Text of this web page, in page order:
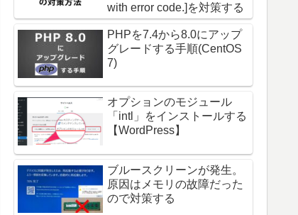
with error code.]を対策する
PHPを7.4から8.0にアップ
グレードする手順(CentOS
7)
オプションのモジュール
「intl」をインストールする
【WordPress】
ブルースクリーンが発生。
原因はメモリの故障だった
ので対策する